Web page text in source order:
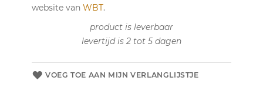
website van WBT.
product is leverbaar
levertijd is 2 tot 5 dagen
VOEG TOE AAN MIJN VERLANGLIJSTJE